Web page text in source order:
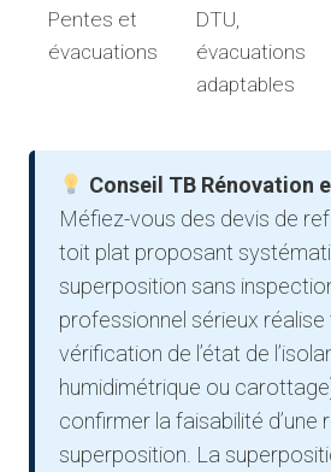
Pentes et
évacuations
DTU,
évacuations
adaptables
Conseil TB Rénovation
Méfiez-vous des devis de
toit plat proposant
superposition sans
professionnel sérieux
vérification de l’état de
humidimétrique ou
confirmer la faisabilité d’une
superposition. La